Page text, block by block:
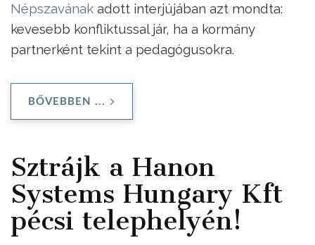
Népszavának adott interjújában azt mondta:
kevesebb konfliktussal jár, ha a kormány
partnerként tekint a pedagógusokra.
BŐVEBBEN ...
Sztrájk a Hanon
Systems Hungary Kft
pécsi telephelyén!